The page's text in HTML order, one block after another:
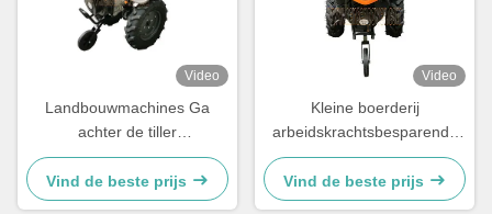
Video
Landbouwmachines Ga
achter de tiller
Landbouwtractor 10 pk
Tweewielers Mini
Dieseltractor
Vind de beste prijs
Video
Kleine boerderij
arbeidskrachtsbesparende
tiller met 9 pk dieselmotor en
verstelbaar handvat
Vind de beste prijs